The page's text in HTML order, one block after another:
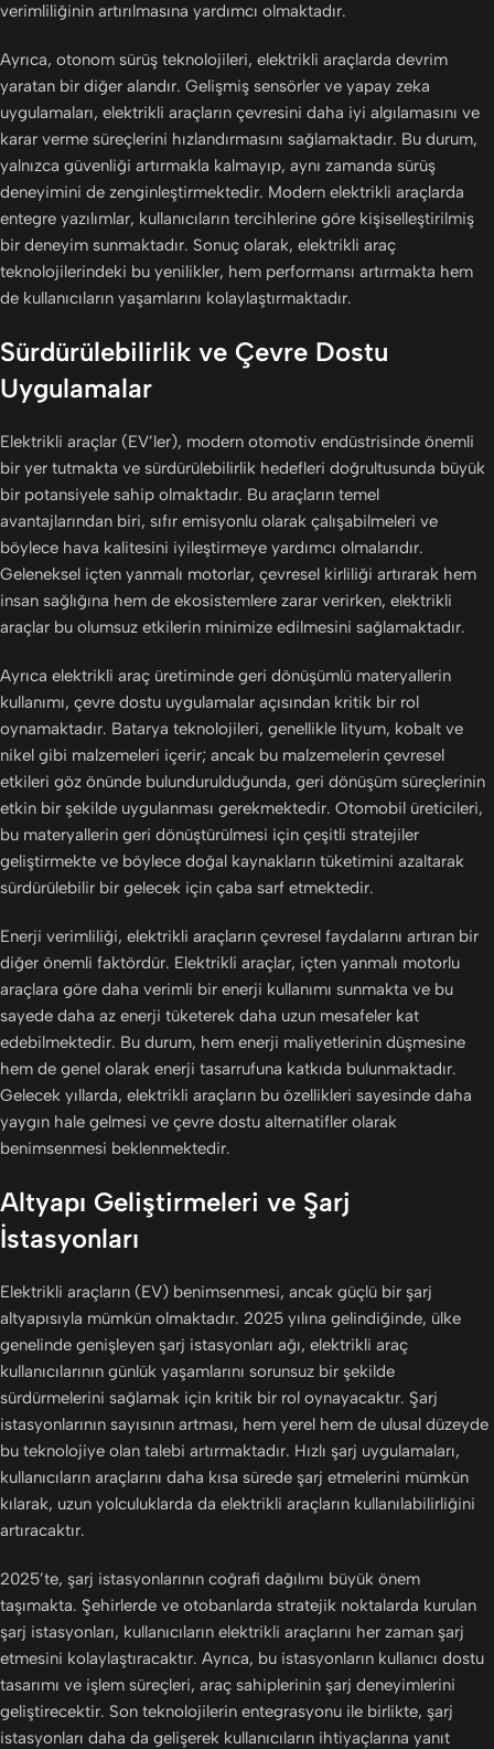
verimliliğinin artırılmasına yardımcı olmaktadır.
Ayrıca, otonom sürüş teknolojileri, elektrikli araçlarda devrim
yaratan bir diğer alandır. Gelişmiş sensörler ve yapay zeka
uygulamaları, elektrikli araçların çevresini daha iyi algılamasını ve
karar verme süreçlerini hızlandırmasını sağlamaktadır. Bu durum,
yalnızca güvenliği artırmakla kalmayıp, aynı zamanda sürüş
deneyimini de zenginleştirmektedir. Modern elektrikli araçlarda
entegre yazılımlar, kullanıcıların tercihlerine göre kişiselleştirilmiş
bir deneyim sunmaktadır. Sonuç olarak, elektrikli araç
teknolojilerindeki bu yenilikler, hem performansı artırmakta hem
de kullanıcıların yaşamlarını kolaylaştırmaktadır.
Sürdürülebilirlik ve Çevre Dostu
Uygulamalar
Elektrikli araçlar (EV’ler), modern otomotiv endüstrisinde önemli
bir yer tutmakta ve sürdürülebilirlik hedefleri doğrultusunda büyük
bir potansiyele sahip olmaktadır. Bu araçların temel
avantajlarından biri, sıfır emisyonlu olarak çalışabilmeleri ve
böylece hava kalitesini iyileştirmeye yardımcı olmalarıdır.
Geleneksel içten yanmalı motorlar, çevresel kirliliği artırarak hem
insan sağlığına hem de ekosistemlere zarar verirken, elektrikli
araçlar bu olumsuz etkilerin minimize edilmesini sağlamaktadır.
Ayrıca elektrikli araç üretiminde geri dönüşümlü materyallerin
kullanımı, çevre dostu uygulamalar açısından kritik bir rol
oynamaktadır. Batarya teknolojileri, genellikle lityum, kobalt ve
nikel gibi malzemeleri içerir; ancak bu malzemelerin çevresel
etkileri göz önünde bulundurulduğunda, geri dönüşüm süreçlerinin
etkin bir şekilde uygulanması gerekmektedir. Otomobil üreticileri,
bu materyallerin geri dönüştürülmesi için çeşitli stratejiler
geliştirmekte ve böylece doğal kaynakların tüketimini azaltarak
sürdürülebilir bir gelecek için çaba sarf etmektedir.
Enerji verimliliği, elektrikli araçların çevresel faydalarını artıran bir
diğer önemli faktördür. Elektrikli araçlar, içten yanmalı motorlu
araçlara göre daha verimli bir enerji kullanımı sunmakta ve bu
sayede daha az enerji tüketerek daha uzun mesafeler kat
edebilmektedir. Bu durum, hem enerji maliyetlerinin düşmesine
hem de genel olarak enerji tasarrufuna katkıda bulunmaktadır.
Gelecek yıllarda, elektrikli araçların bu özellikleri sayesinde daha
yaygın hale gelmesi ve çevre dostu alternatifler olarak
benimsenmesi beklenmektedir.
Altyapı Geliştirmeleri ve Şarj
İstasyonları
Elektrikli araçların (EV) benimsenmesi, ancak güçlü bir şarj
altyapısıyla mümkün olmaktadır. 2025 yılına gelindiğinde, ülke
genelinde genişleyen şarj istasyonları ağı, elektrikli araç
kullanıcılarının günlük yaşamlarını sorunsuz bir şekilde
sürdürmelerini sağlamak için kritik bir rol oynayacaktır. Şarj
istasyonlarının sayısının artması, hem yerel hem de ulusal düzeyde
bu teknolojiye olan talebi artırmaktadır. Hızlı şarj uygulamaları,
kullanıcıların araçlarını daha kısa sürede şarj etmelerini mümkün
kılarak, uzun yolculuklarda da elektrikli araçların kullanılabilirliğini
artıracaktır.
2025’te, şarj istasyonlarının coğrafi dağılımı büyük önem
taşımakta. Şehirlerde ve otobanlarda stratejik noktalarda kurulan
şarj istasyonları, kullanıcıların elektrikli araçlarını her zaman şarj
etmesini kolaylaştıracaktır. Ayrıca, bu istasyonların kullanıcı dostu
tasarımı ve işlem süreçleri, araç sahiplerinin şarj deneyimlerini
geliştirecektir. Son teknolojilerin entegrasyonu ile birlikte, şarj
istasyonları daha da gelişerek kullanıcıların ihtiyaçlarına yanıt